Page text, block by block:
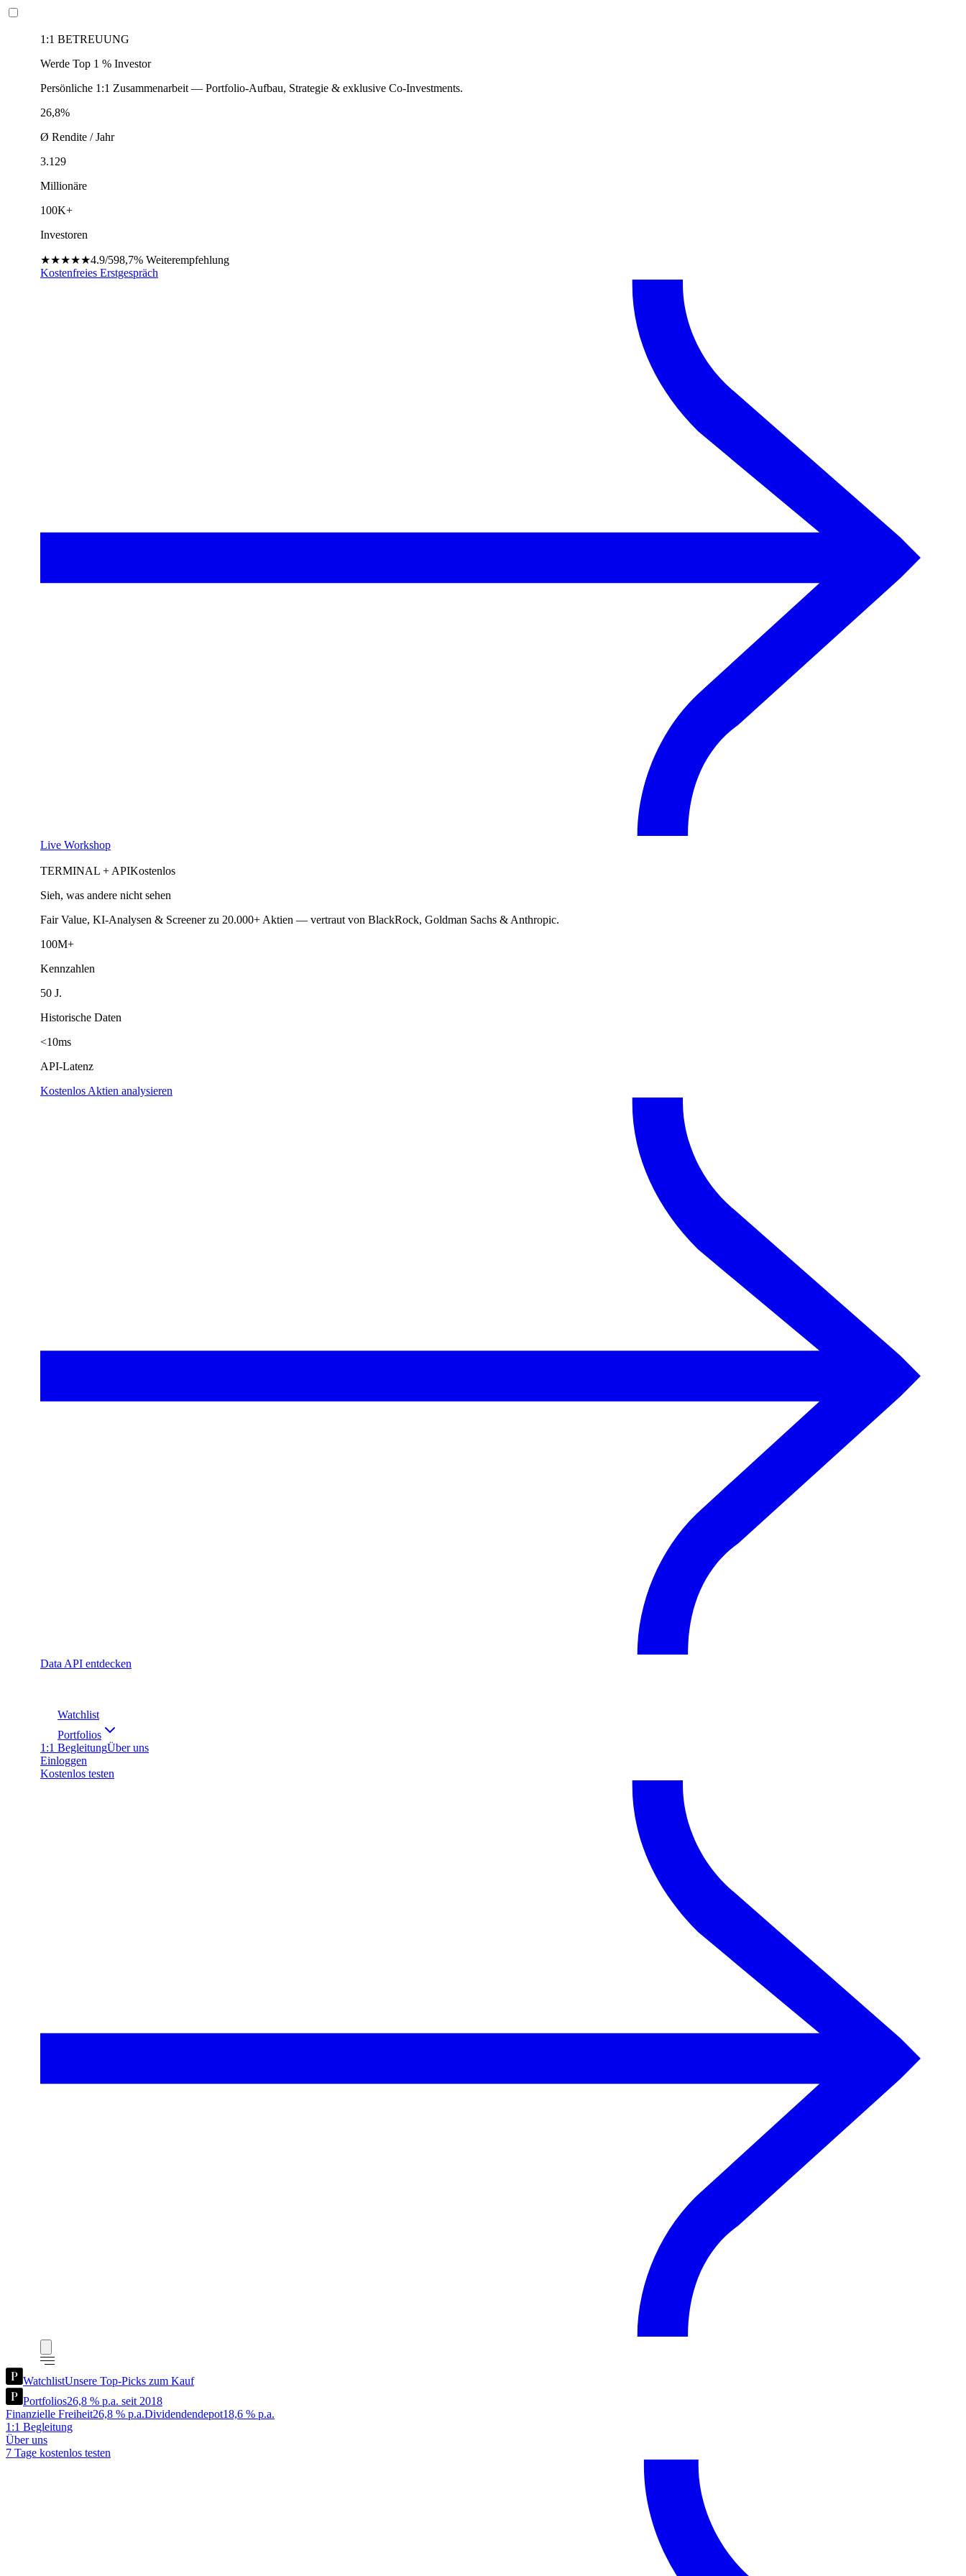
1:1 BETREUUNG
Werde Top 1 % Investor
Persönliche 1:1 Zusammenarbeit — Portfolio-Aufbau, Strategie & exklusive Co-Investments.
26,8%
Ø Rendite / Jahr
3.129
Millionäre
100K+
Investoren
★★★★★4.9/598,7% Weiterempfehlung
Kostenfreies Erstgespräch
Live Workshop
TERMINAL + APIKostenlos
Sieh, was andere nicht sehen
Fair Value, KI-Analysen & Screener zu 20.000+ Aktien — vertraut von BlackRock, Goldman Sachs & Anthropic.
100M+
Kennzahlen
50 J.
Historische Daten
<10ms
API-Latenz
Kostenlos Aktien analysieren
Data API entdecken
Watchlist
Portfolios
1:1 BegleitungÜber uns
Einloggen
Kostenlos testen
WatchlistUnsere Top-Picks zum Kauf
Portfolios26,8 % p.a. seit 2018
Finanzielle Freiheit26,8 % p.a.Dividendendepot18,6 % p.a.
1:1 Begleitung
Über uns
7 Tage kostenlos testen